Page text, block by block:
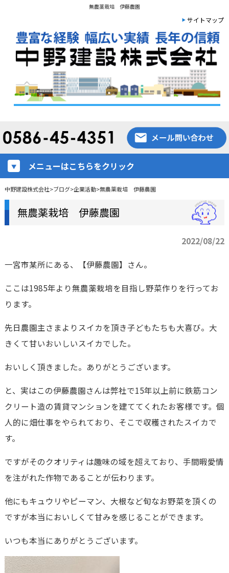
無農薬栽培 伊藤農園
サイトマップ
メニューはこちらをクリック
中野建設株式会社>ブログ>企業活動>無農薬栽培 伊藤農園
無農薬栽培 伊藤農園
2022/08/22
一宮市某所にある、【伊藤農園】さん。
ここは1985年より無農薬栽培を目指し野菜作りを行ってお
ります。
先日農園主さまよりスイカを頂き子どもたちも大喜び。大
きくて甘いおいしいスイカでした。
おいしく頂きました。ありがとうございます。
と、実はこの伊藤農園さんは弊社で15年以上前に鉄筋コン
クリート造の賃貸マンションを建ててくれたお客様です。個
人的に畑仕事をやられており、そこで収穫されたスイカで
す。
ですがそのクオリティは趣味の域を超えており、手間暇愛情
を注がれた作物であることが伝わります。
他にもキュウリやピーマン、大根など旬なお野菜を頂くの
ですが本当においしくて甘みを感じることができます。
いつも本当にありがとうございます。